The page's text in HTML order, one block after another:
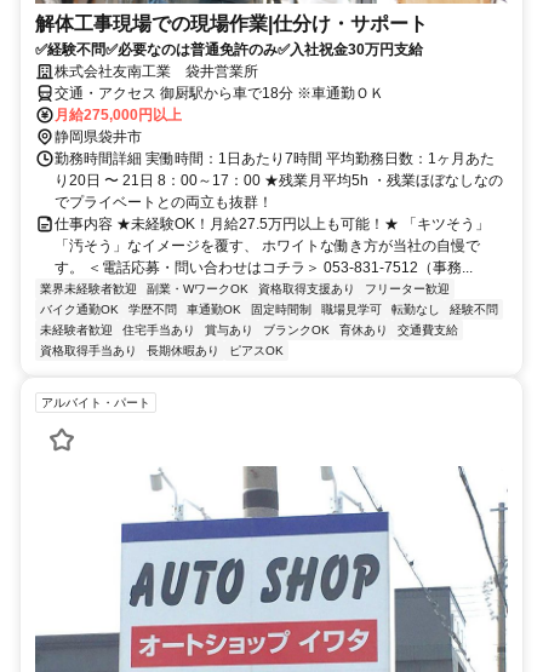
解体工事現場での現場作業|仕分け・サポート
✅経験不問✅必要なのは普通免許のみ✅入社祝金30万円支給
株式会社友南工業 袋井営業所
交通・アクセス 御厨駅から車で18分 ※車通勤ＯＫ
月給275,000円以上
静岡県袋井市
勤務時間詳細 実働時間：1日あたり7時間 平均勤務日数：1ヶ月あた
り20日 〜 21日 8：00～17：00 ★残業月平均5h ・残業ほぼなしなの
でプライベートとの両立も抜群！
仕事内容 ★未経験OK！月給27.5万円以上も可能！★ 「キツそう」
「汚そう」なイメージを覆す、 ホワイトな働き方が当社の自慢で
す。 ＜電話応募・問い合わせはコチラ＞ 053-831-7512（事務...
業界未経験者歓迎 副業・WワークOK 資格取得支援あり
フリーター歓迎
バイク通勤OK
学歴不問 車通勤OK 固定時間制 職場見学可 転勤なし
経験不問
未経験者歓迎
住宅手当あり 賞与あり ブランクOK 育休あり
交通費支給
資格取得手当あり
長期休暇あり ピアスOK
アルバイト・パート